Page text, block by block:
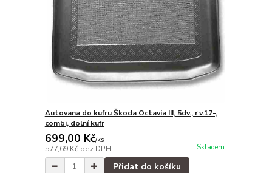
Autovana do kufru Škoda Octavia III, 5dv., r.v.17-,
combi, dolní kufr
699,00 Kč/ks
577,69 Kč bez DPH Skladem
Přidat do košíku